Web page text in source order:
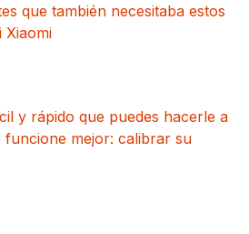
que también necesitaba estos
Xiaomi
y rápido que puedes hacerle a
funcione mejor: calibrar su